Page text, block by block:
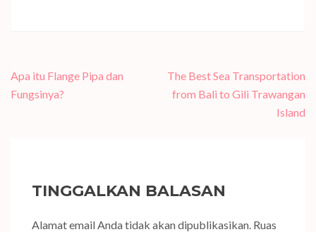
Navigasi
pos
Apa itu Flange Pipa dan
Fungsinya?
The Best Sea Transportation
from Bali to Gili Trawangan
Island
TINGGALKAN BALASAN
Alamat email Anda tidak akan dipublikasikan. Ruas